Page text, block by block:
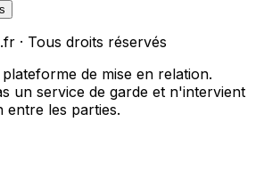
· Tous droits réservés
de mise en relation.
un service de garde et n'intervient
entre les parties.